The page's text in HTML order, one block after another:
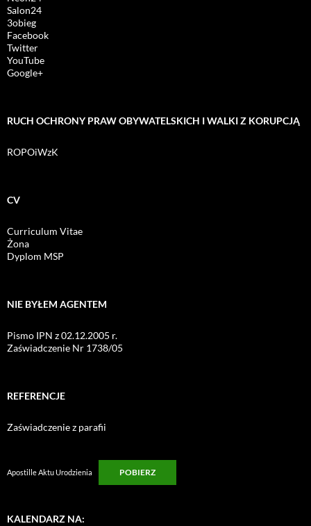
Salon24
3obieg
Facebook
Twitter
YouTube
Google+
RUCH OCHRONY PRAW OBYWATELSKICH I WALKI Z KORUPCJĄ
ROPOiWzK
CV
Curriculum Vitae
Żona
Dyplom MSP
NIE BYŁEM AGENTEM
Pismo IPN z 02.12.2005 r.
Zaświadczenie Nr 1738/05
REFERENCJE
Zaświadczenie z parafii
Apostille Aktu Urodzienia POBIERZ
KALENDARZ NA: